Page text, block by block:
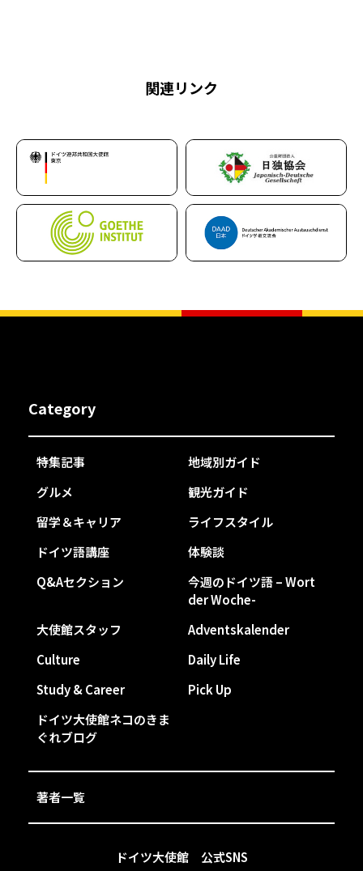
関連リンク
ドイツ大使館 公式SNS
Category
特集記事
地域別ガイド
グルメ
観光ガイド
留学＆キャリア
ライフスタイル
ドイツ語講座
体験談
Q&Aセクション
今週のドイツ語 – Wort
der Woche-
大使館スタッフ
Adventskalender
Culture
Daily Life
Study & Career
Pick Up
ドイツ大使館ネコのきま
ぐれブログ
著者一覧